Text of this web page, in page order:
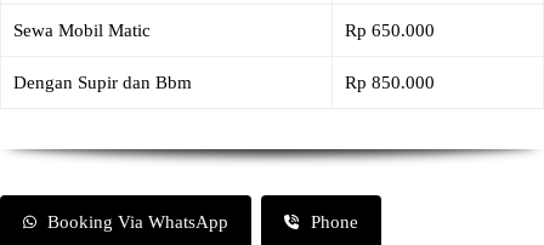
Sewa Mobil Matic Rp 650.000
Dengan Supir dan Bbm Rp 850.000
Booking Via WhatsApp Phone